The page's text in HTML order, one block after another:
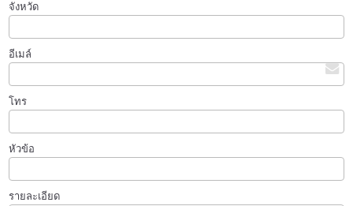
จังหวัด
อีเมล์
โทร
หัวข้อ
รายละเอียด